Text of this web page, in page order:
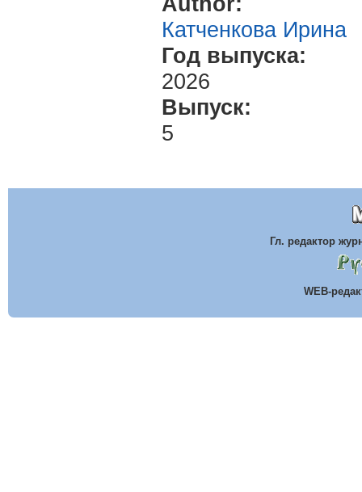
Катченкова Ирина
Год выпуска:
2026
Выпуск:
5
Гл. редактор
WEB-